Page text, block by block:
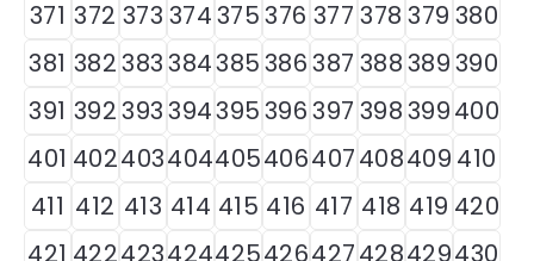
371 372 373 374375376 377 378 379 380
381 382383384385386387 388389390
391 392393394395396397 398399400
401 402403404405406407408409 410
411 412 413 414 415 416 417 418 419 420
421 422423424425426427428429430